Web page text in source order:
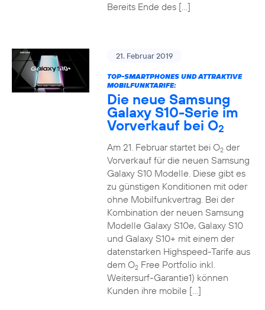
Bereits Ende des […]
21. Februar 2019
TOP-SMARTPHONES UND ATTRAKTIVE
MOBILFUNKTARIFE:
Die neue Samsung
Galaxy S10-Serie im
Vorverkauf bei O2
Am 21. Februar startet bei O2der
Vorverkauf für die neuen Samsung
Galaxy S10 Modelle. Diese gibt es
zu günstigen Konditionen mit oder
ohne Mobilfunkvertrag. Bei der
Kombination der neuen Samsung
Modelle Galaxy S10e, Galaxy S10
und Galaxy S10+ mit einem der
datenstarken Highspeed-Tarife aus
dem O2Free Portfolio inkl.
Weitersurf-Garantie1) können
Kunden ihre mobile […]